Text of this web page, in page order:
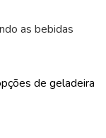
as bebidas
de geladeira